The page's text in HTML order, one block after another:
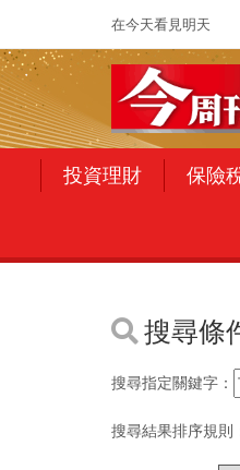
在今天看見明天
投資理財 保險
搜尋條
搜尋指定關鍵字：
搜尋結果排序規則